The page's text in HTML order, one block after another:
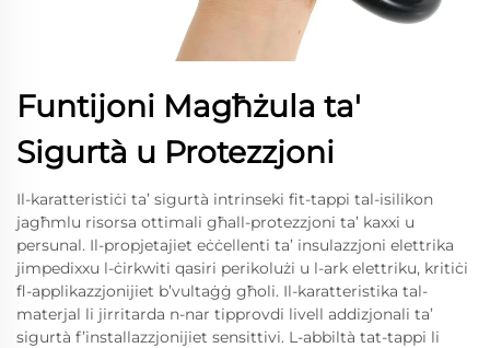
Funtijoni Magħżula ta'
Sigurtà u Protezzjoni
Il-karatteristiċi ta’ sigurtà intrinseki fit-tappi tal-isilikon
jagħmlu risorsa ottimali għall-protezzjoni ta’ kaxxi u
persunal. Il-propjetajiet eċċellenti ta’ insulazzjoni elettrika
jimpedixxu l-ċirkwiti qasiri perikolużi u l-ark elettriku, kritiċi
fl-applikazzjonijiet b’vultaġġ għoli. Il-karatteristika tal-
materjal li jirritarda n-nar tipprovdi livell addizjonali ta’
sigurtà f’installazzjonijiet sensittivi. L-abbiltà tat-tappi li